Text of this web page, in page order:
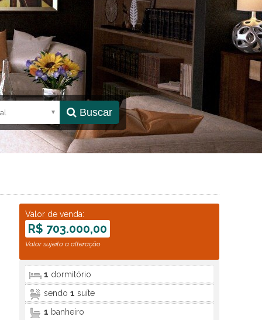
Buscar
Valor de venda:
R$ 703.000,00
Valor sujeito a alteração
1 dormitório
sendo1 suíte
1 banheiro